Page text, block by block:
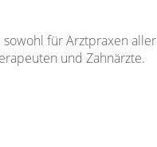
für Arztpraxen aller
und Zahnärzte.